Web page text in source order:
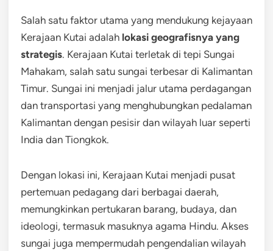
Salah satu faktor utama yang mendukung kejayaan
Kerajaan Kutai adalah lokasi geografisnya yang
strategis. Kerajaan Kutai terletak di tepi Sungai
Mahakam, salah satu sungai terbesar di Kalimantan
Timur. Sungai ini menjadi jalur utama perdagangan
dan transportasi yang menghubungkan pedalaman
Kalimantan dengan pesisir dan wilayah luar seperti
India dan Tiongkok.
Dengan lokasi ini, Kerajaan Kutai menjadi pusat
pertemuan pedagang dari berbagai daerah,
memungkinkan pertukaran barang, budaya, dan
ideologi, termasuk masuknya agama Hindu. Akses
sungai juga mempermudah pengendalian wilayah